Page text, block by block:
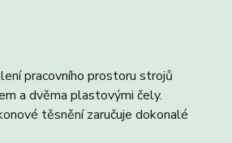
pracovního prostoru strojů
a dvěma plastovými čely.
těsnění zaručuje dokonalé